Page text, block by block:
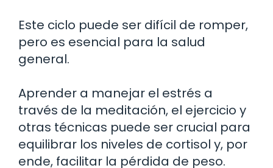
Este ciclo puede ser difícil de romper,
pero es esencial para la salud
general.
Aprender a manejar el estrés a
través de la meditación, el ejercicio y
otras técnicas puede ser crucial para
equilibrar los niveles de cortisol y, por
ende, facilitar la pérdida de peso.